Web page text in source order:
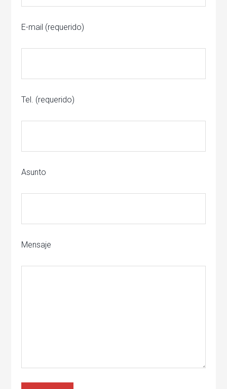
E-mail (requerido)
Tel. (requerido)
Asunto
Mensaje